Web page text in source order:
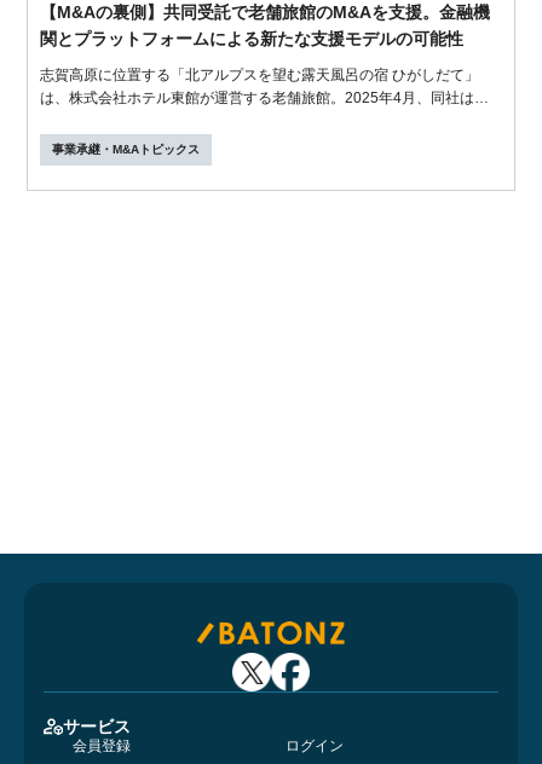
【M&Aの裏側】共同受託で老舗旅館のM&Aを支援。金融機
関とプラットフォームによる新たな支援モデルの可能性
志賀高原に位置する「北アルプスを望む露天風呂の宿 ひがしだて」
は、株式会社ホテル東館が運営する老舗旅館。2025年4月、同社はホ
事業承継・M&Aトピックス
サービス
会員登録
ログイン